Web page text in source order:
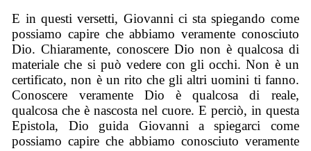
E in questi versetti, Giovanni ci sta spiegando come
possiamo capire che abbiamo veramente conosciuto
Dio. Chiaramente, conoscere Dio non è qualcosa di
materiale che si può vedere con gli occhi. Non è un
certificato, non è un rito che gli altri uomini ti fanno.
Conoscere veramente Dio è qualcosa di reale,
qualcosa che è nascosta nel cuore. E perciò, in questa
Epistola, Dio guida Giovanni a spiegarci come
possiamo capire che abbiamo conosciuto veramente